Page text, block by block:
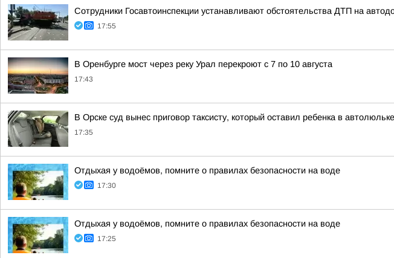
Сотрудники Госавтоинспекции устанавливают обстоятельства ДТП на
17:55
В Оренбурге мост через реку Урал перекроют с 7 по 10 августа
17:43
В Орске суд вынес приговор таксисту, который оставил ребенка в
17:35
Отдыхая у водоёмов, помните о правилах безопасности на воде
17:30
Отдыхая у водоёмов, помните о правилах безопасности на воде
17:25